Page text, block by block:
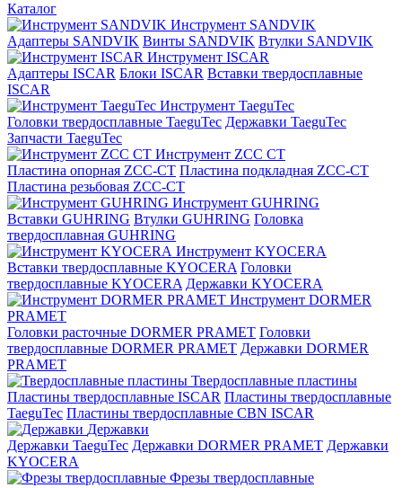
Каталог
Инструмент SANDVIK
Адаптеры SANDVIK Винты SANDVIK Втулки SANDVIK
Инструмент ISCAR
Адаптеры ISCAR Блоки ISCAR Вставки твердосплавные
ISCAR
Инструмент TaeguTec
Головки твердосплавные TaeguTec Державки TaeguTec
Запчасти TaeguTec
Инструмент ZCС CT
Пластина опорная ZCC-CT Пластина подкладная ZCC-CT
Пластина резьбовая ZCC-CT
Инструмент GUHRING
Вставки GUHRING Втулки GUHRING Головка
твердосплавная GUHRING
Инструмент KYOCERA
Вставки твердосплавные KYOCERA Головки
твердосплавные KYOCERA Державки KYOCERA
Инструмент DORMER
PRAMET
Головки расточные DORMER PRAMET Головки
твердосплавные DORMER PRAMET Державки DORMER
PRAMET
Твердосплавные пластины
Пластины твердосплавные ISCAR Пластины твердосплавные
TaeguTec Пластины твердосплавные CBN ISCAR
Державки
Державки TaeguTec Державки DORMER PRAMET Державки
KYOCERA
Фрезы твердосплавные